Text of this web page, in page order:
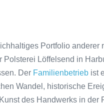
Portfolio anderer
Löffelsend in
Der Familienbetrieb ist
Wandel, historische
des Handwerks in der